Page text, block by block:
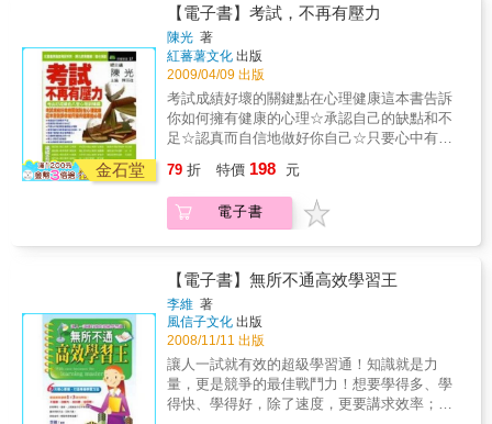
能否引發並營造「多元思考與討論」的氛圍，
才是關鍵《親子天下》邀請25縣市教育局處選
拔出「閱讀典範教師」，並為這群認真熱情於
閱讀教學的教師，建構起相互溝通、鼓勵、專
業成長的平台，在這本書中有十多位老師分享
他們生動的閱讀教學現場。《自由寫手的故
事》、《街頭日記》作者艾琳．古薇爾老師來
台分享她如何在閱讀與思考中，重塑中下階層
孩子們的價值觀，她認為老師最需要掌握的基
找出每個學生的能力。因為每個學生都有能
力，創造自己的命運；每位老師都有力量，足
以翻轉世界。而父母是孩子的第一個閱讀老
篇、工具篇，對於學齡前、國小、國中等不同
年齡層的閱讀問題，提供全方位具體實用的說
明與建議。陽光從山林間緩緩升起，再頑強的
寒霧也要驅散，全台灣各地教育現場，有一群
認真的閱讀教師，用熱情與毅力推動閱讀，如
同陽光般驅散知識迷霧，積極、熱情、認真的
「典範教師們」，透過一點一滴的巧思與創
金石堂
【電子書】考試，不再有壓力
陳光 著
紅蕃薯文化 出版
2009/04/09 出版
考試成績好壞的關鍵點在心理健康這本書告訴
你如何擁有健康的心理☆承認自己的缺點和不
足☆認真而自信地做好你自己☆只要心中有目
功的第一步☆機遇只垂青於那些有準備的人☆
正確的計畫是成功的一半☆專注才是成功的秘
訣☆意志是實現目標的秘密武器怎樣才算心理
存在的，我們往往長期處在較健康和極不健康
的兩端連續線中間的某一點上。而且，我們的
心理健康狀態是動態變化的，而非靜止不動
的，既可以從相對的比較健康變成健康，又可
以從相對健康變得不那麼健康。因此，心理健
康與否是反映某一段時間內的特定狀態。我們
為什麼如此關注同學們的心理健康問題？原因
很簡單：擁有健康的心理，可以讓你在學習上
79 折 特價 198 元
電子書
【電子書】無所不通高效學習王
李維 著
風信子文化 出版
2008/11/11 出版
讓人一試就有效的超級學習通！知識就是力
量，更是競爭的最佳戰鬥力！想要學得多、學
得快、學得好，除了速度，更要講求效率；本